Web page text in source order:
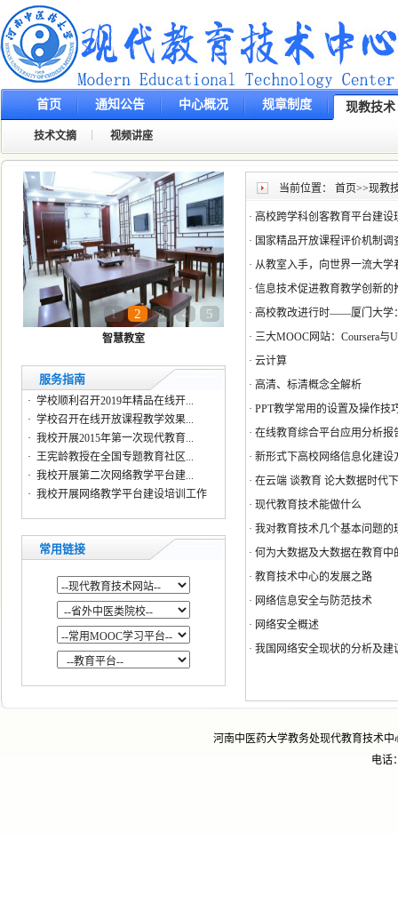
首页 通知公告 中心概况 规章制度 现教技术
技术文摘 视频讲座
1 2 3 4 5
智慧教室
服务指南
· 学校顺利召开2019年精品在线开...
· 学校召开在线开放课程教学效果...
· 我校开展2015年第一次现代教育...
· 王宪龄教授在全国专题教育社区...
· 我校开展第二次网络教学平台建...
· 我校开展网络教学平台建设培训工作
常用链接
当前位置： 首页>>现教
· 高校跨学科创客教育平台建设
· 国家精品开放课程评价机制调
· 从教室入手，向世界一流大学
· 信息技术促进教育教学创新的
· 高校教改进行时——厦门大学
· 三大MOOC网站：Coursera与
· 云计算
· 高清、标清概念全解析
· PPT教学常用的设置及操作技
· 在线教育综合平台应用分析报
· 新形式下高校网络信息化建
· 在云端 谈教育 论大数据时代
· 现代教育技术能做什么
· 我对教育技术几个基本问题的
· 何为大数据及大数据在教育中
· 教育技术中心的发展之路
· 网络信息安全与防范技术
· 网络安全概述
· 我国网络安全现状的分析及建
河南中医药大学教务处现代教育技术
电话